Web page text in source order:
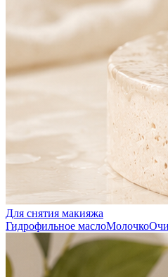
Для снятия макияжа
Гидрофильное маслоМолочко